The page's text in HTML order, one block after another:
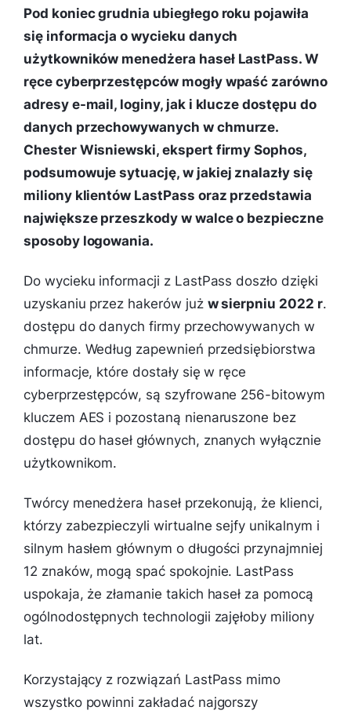
Pod koniec grudnia ubiegłego roku pojawiła
się informacja o wycieku danych
użytkowników menedżera haseł LastPass. W
ręce cyberprzestępców mogły wpaść zarówno
adresy e-mail, loginy, jak i klucze dostępu do
danych przechowywanych w chmurze.
Chester Wisniewski, ekspert firmy Sophos,
podsumowuje sytuację, w jakiej znalazły się
miliony klientów LastPass oraz przedstawia
największe przeszkody w walce o bezpieczne
sposoby logowania.
Do wycieku informacji z LastPass doszło dzięki
uzyskaniu przez hakerów już w sierpniu 2022 r.
dostępu do danych firmy przechowywanych w
chmurze. Według zapewnień przedsiębiorstwa
informacje, które dostały się w ręce
cyberprzestępców, są szyfrowane 256-bitowym
kluczem AES i pozostaną nienaruszone bez
dostępu do haseł głównych, znanych wyłącznie
użytkownikom.
Twórcy menedżera haseł przekonują, że klienci,
którzy zabezpieczyli wirtualne sejfy unikalnym i
silnym hasłem głównym o długości przynajmniej
12 znaków, mogą spać spokojnie. LastPass
uspokaja, że złamanie takich haseł za pomocą
ogólnodostępnych technologii zajęłoby miliony
lat.
Korzystający z rozwiązań LastPass mimo
wszystko powinni zakładać najgorszy